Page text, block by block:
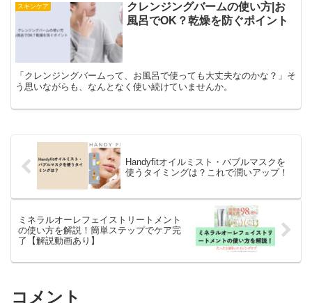
スキンケア
クレンジングバームの使い方|お
風呂でOK？乾燥を防ぐポイント
「クレンジングバームって、お風呂で使っても大丈夫なのかな？」そ
う思いながらも、なんとなく使い続けていませんか。
Handyfitオイルミスト・バブルマスクを
使うタイミングは？これで潤いアップ！
ミネラルオーレフェイストリートメント
の使い方を解説！簡単ステップでケア完
了【解説動画あり】
コメント